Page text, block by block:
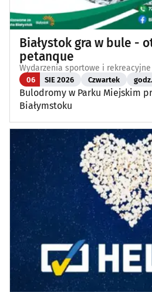
Białystok gra w bule -
petanque
Wydarzenia sportowe i rekreacyjne
06 SIE 2026 Czwartek
Bulodromy w Parku Miejskim
Białymstoku